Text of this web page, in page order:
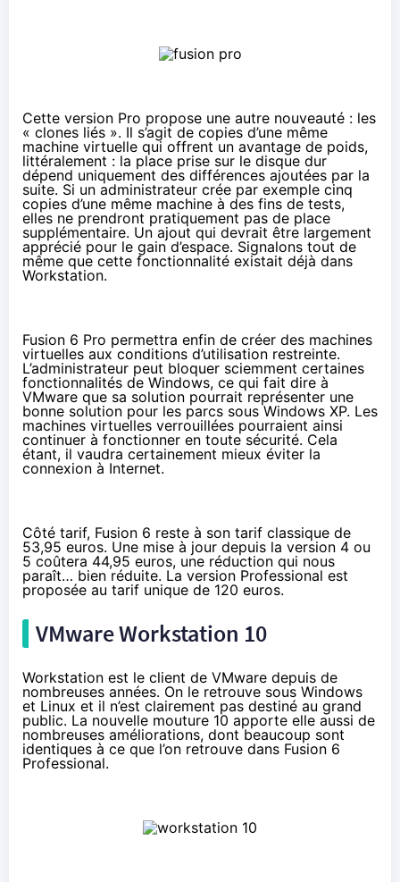
Cette version Pro propose une autre nouveauté : les
« clones liés ». Il s’agit de copies d’une même
machine virtuelle qui offrent un avantage de poids,
littéralement : la place prise sur le disque dur
dépend uniquement des différences ajoutées par la
suite. Si un administrateur crée par exemple cinq
copies d’une même machine à des fins de tests,
elles ne prendront pratiquement pas de place
supplémentaire. Un ajout qui devrait être largement
apprécié pour le gain d’espace. Signalons tout de
même que cette fonctionnalité existait déjà dans
Workstation.
Fusion 6 Pro permettra enfin de créer des machines
virtuelles aux conditions d’utilisation restreinte.
L’administrateur peut bloquer sciemment certaines
fonctionnalités de Windows, ce qui fait dire à
VMware que sa solution pourrait représenter une
bonne solution pour les parcs sous Windows XP. Les
machines virtuelles verrouillées pourraient ainsi
continuer à fonctionner en toute sécurité. Cela
étant, il vaudra certainement mieux éviter la
connexion à Internet.
Côté tarif, Fusion 6 reste à son tarif classique de
53,95 euros. Une mise à jour depuis la version 4 ou
5 coûtera 44,95 euros, une réduction qui nous
paraît… bien réduite. La version Professional est
proposée au tarif unique de 120 euros.
VMware Workstation 10
Workstation est le client de VMware depuis de
nombreuses années. On le retrouve sous Windows
et Linux et il n’est clairement pas destiné au grand
public. La nouvelle mouture 10 apporte elle aussi de
nombreuses améliorations, dont beaucoup sont
identiques à ce que l’on retrouve dans Fusion 6
Professional.